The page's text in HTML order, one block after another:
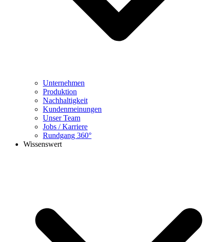
Unternehmen
Produktion
Nachhaltigkeit
Kundenmeinungen
Unser Team
Jobs / Karriere
Rundgang 360°
Wissenswert